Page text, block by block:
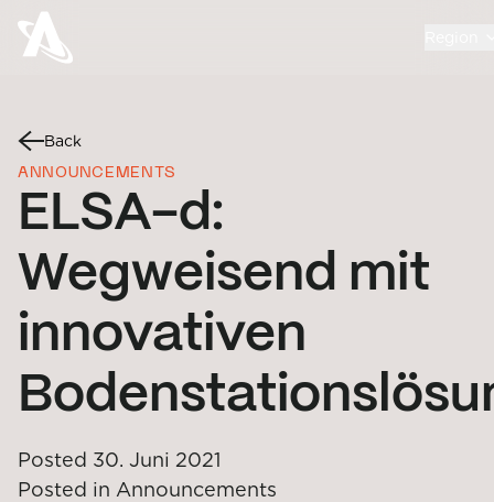
Back
ANNOUNCEMENTS
ELSA-d:
Wegweisend mit
innovativen
Posted 30. Juni 2021
Posted in Announcements